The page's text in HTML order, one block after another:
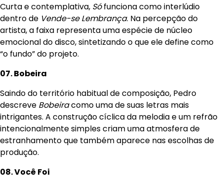
Curta e contemplativa, Sófunciona como interlúdio
dentro de Vende-se Lembrança. Na percepção do
artista, a faixa representa uma espécie de núcleo
emocional do disco, sintetizando o que ele define como
“o fundo” do projeto.
07. Bobeira
Saindo do território habitual de composição, Pedro
descreve Bobeiracomo uma de suas letras mais
intrigantes. A construção cíclica da melodia e um refrão
intencionalmente simples criam uma atmosfera de
estranhamento que também aparece nas escolhas de
produção.
08. Você Foi